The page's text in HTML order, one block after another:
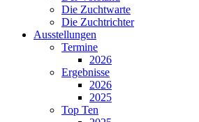
Die Zuchtwarte
Die Zuchtrichter
Ausstellungen
Termine
2026
Ergebnisse
2026
2025
Top Ten